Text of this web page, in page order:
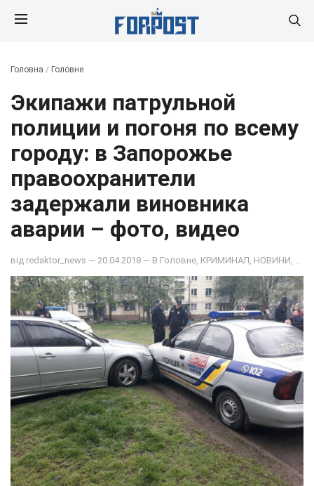
Головна / Головне
Экипажи патрульной
полиции и погоня по всему
городу: в Запорожье
правоохранители
задержали виновника
аварии – фото, видео
від redaktor_news — 20.04.2018 — В Головне КРИМИНАЛ НОВИНИ